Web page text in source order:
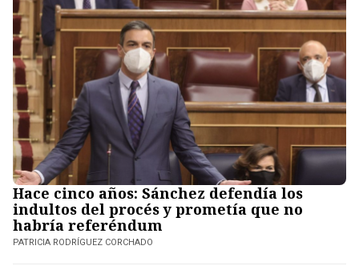
Hace cinco años: Sánchez defendía los
indultos del procés y prometía que no
habría referéndum
PATRICIA RODRÍGUEZ CORCHADO